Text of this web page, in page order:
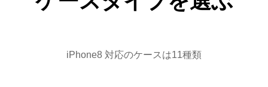
iPhone8 対応のケースは11種類